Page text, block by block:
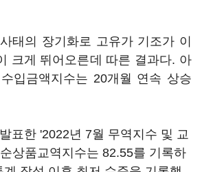
태의 장기화로 고유가 기조가 이
크게 뛰어오른데 따른 결과다. 아
입금액지수는 20개월 연속 상승
표한 '2022년 7월 무역지수 및 교
상품교역지수는 82.55를 기록하